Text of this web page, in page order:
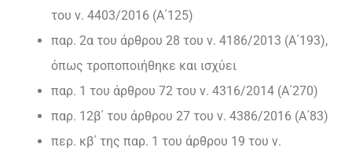
του ν. 4403/2016 (Α΄125)
παρ. 2α του άρθρου 28 του ν. 4186/2013 (Α΄193),
όπως τροποποιήθηκε και ισχύει
παρ. 1 του άρθρου 72 του ν. 4316/2014 (Α΄270)
παρ. 12β΄ του άρθρου 27 του ν. 4386/2016 (Α΄83)
περ. κβ΄ της παρ. 1 του άρθρου 19 του ν.